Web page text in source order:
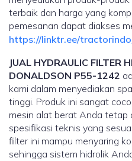
terbaik dan harga yang
pemesanan dapat diakses
https://linktr.ee/
JUAL HYDRAULIC FILTER
DONALDSON P55-1242
kami dalam menyediakan
tinggi. Produk ini sangat
mesin alat berat Anda tetap
spesifikasi teknis yang
filter ini mampu menyaring
sehingga sistem hidrolik